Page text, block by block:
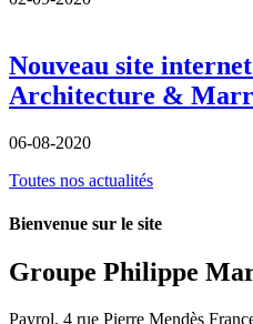
Nouveau site
Architecture &
06-08-2020
Toutes nos actualités
Bienvenue sur le site
Groupe Philippe
Payrol, 4 rue Pierre Mendès